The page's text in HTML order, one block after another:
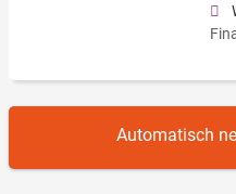
Automatisch